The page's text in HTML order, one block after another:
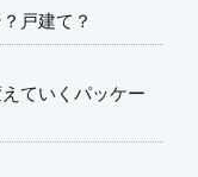
戸建て？
ていくパッケー